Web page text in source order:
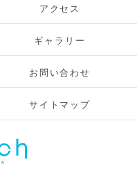
アクセス
ギャラリー
お問い合わせ
サイトマップ